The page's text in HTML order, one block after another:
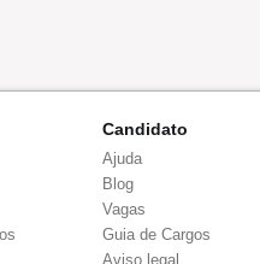
Candidato
Ajuda
Blog
Vagas
Guia de Cargos
Aviso legal